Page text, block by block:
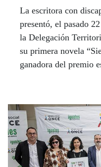
La escritora con
presentó, el pasado
la Delegación
su primera novela
ganadora del premio